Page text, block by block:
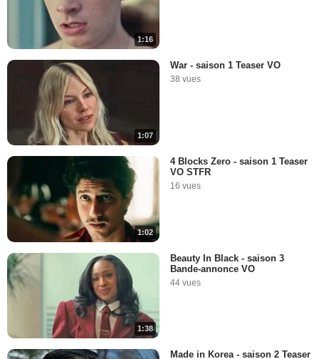
1:16
1:07
War - saison 1 Teaser VO
38 vues
1:02
4 Blocks Zero - saison 1 Teaser
VO STFR
16 vues
1:38
Beauty In Black - saison 3
Bande-annonce VO
44 vues
Made in Korea - saison 2 Teaser